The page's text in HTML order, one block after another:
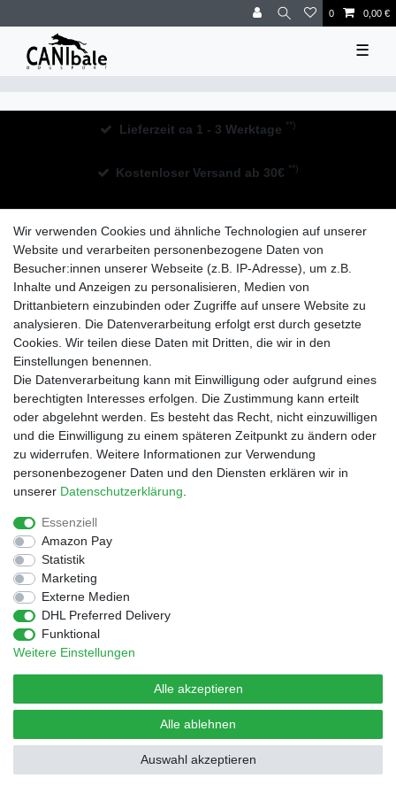
0 0,00 €
☰
Lieferzeit ca 1 - 3 Werktage **)
Kostenloser Versand ab 30€ **)
Widerrufs­recht Impressum Daten­schutz­erklärung
AGB Kontakt
© Copyright 2026 | Alle Rechte vorbehalten.
Design by D.Behrendt
Wir verwenden Cookies und ähnliche Technologien auf unserer
Website und verarbeiten personenbezogene Daten von
Besucher:innen unserer Webseite (z.B. IP-Adresse), um z.B.
Inhalte und Anzeigen zu personalisieren, Medien von
Drittanbietern einzubinden oder Zugriffe auf unsere Website zu
analysieren. Die Datenverarbeitung erfolgt erst durch gesetzte
Cookies. Wir teilen diese Daten mit Dritten, die wir in den
Einstellungen benennen.
Die Datenverarbeitung kann mit Einwilligung oder aufgrund eines
berechtigten Interesses erfolgen. Die Zustimmung kann erteilt
oder abgelehnt werden. Es besteht das Recht, nicht einzuwilligen
und die Einwilligung zu einem späteren Zeitpunkt zu ändern oder
zu widerrufen. Weitere Informationen zur Verwendung
personenbezogener Daten und den Diensten erklären wir in
unserer Daten­schutz­erklärung
Essenziell
Amazon Pay
Statistik
Marketing
Externe Medien
DHL Preferred Delivery
Funktional
Weitere Einstellungen
Alle akzeptieren
Alle ablehnen
Auswahl akzeptieren